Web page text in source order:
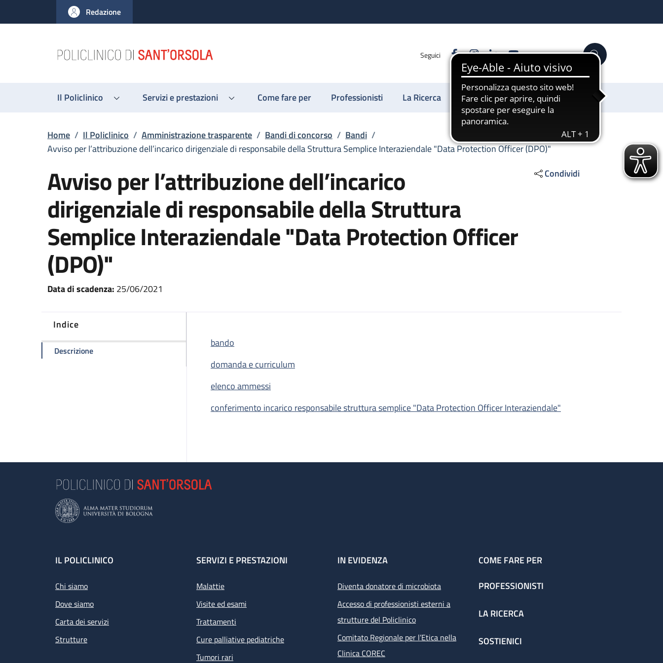
al contenuto principale
to footer content
Redazione
Seguici FacebookInstagram
LinkedinYouTube Cerca
Il Policlinico Servizi e prestazioni Come fare per Professionisti La Ricerca Sostienici
Briciole di pane
Home / Il Policlinico / Amministrazione trasparente / Bandi di concorso / Bandi /
Avviso per l’attribuzione dell’incarico dirigenziale di responsabile della Struttura Semplice Interaziendale "Data Protection Officer (DPO)"
Avviso per l’attribuzione dell’incarico
dirigenziale di responsabile della Struttura
Semplice Interaziendale "Data Protection Officer
(DPO)"
Data di scadenza: 25/06/2021
Condividi
Indice
Descrizionedella pagina Avviso per l’attribuzione dell’incarico dirigenziale di responsabile della Struttura Semplice Interaziendale "Data Protection Officer (DPO)"
bando
domanda e curriculum
elenco ammessi
conferimento incarico responsabile struttura semplice "Data Protection Officer Interaziendale"
Footer
IL POLICLINICO
Chi siamo
Dove siamo
Carta dei servizi
Strutture
SERVIZI E PRESTAZIONI
Malattie
Visite ed esami
Trattamenti
Cure palliative pediatriche
Tumori rari
IN EVIDENZA
Diventa donatore di microbiota
Accesso di professionisti esterni a
strutture del Policlinico
Comitato Regionale per l’Etica nella
Clinica COREC
COME FARE PER
PROFESSIONISTI
LA RICERCA
SOSTIENICI